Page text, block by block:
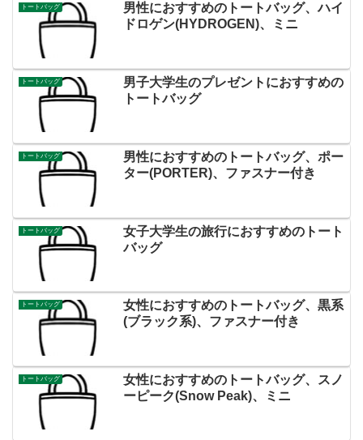
トートバッグ
男性におすすめのトートバッグ、ハイ
ドロゲン(HYDROGEN)、ミニ
トートバッグ
男子大学生のプレゼントにおすすめの
トートバッグ
トートバッグ
男性におすすめのトートバッグ、ポー
ター(PORTER)、ファスナー付き
トートバッグ
女子大学生の旅行におすすめのトート
バッグ
トートバッグ
女性におすすめのトートバッグ、黒系
(ブラック系)、ファスナー付き
トートバッグ
女性におすすめのトートバッグ、スノ
ーピーク(Snow Peak)、ミニ